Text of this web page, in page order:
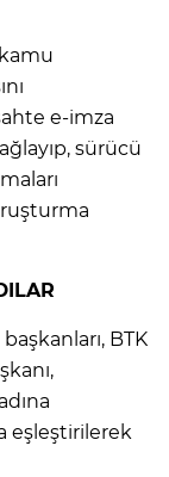
e-imza
sürücü
BTK
eşleştirilerek